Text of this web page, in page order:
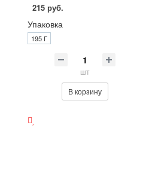
215 руб.
Упаковка
195 Г
шт
В корзину